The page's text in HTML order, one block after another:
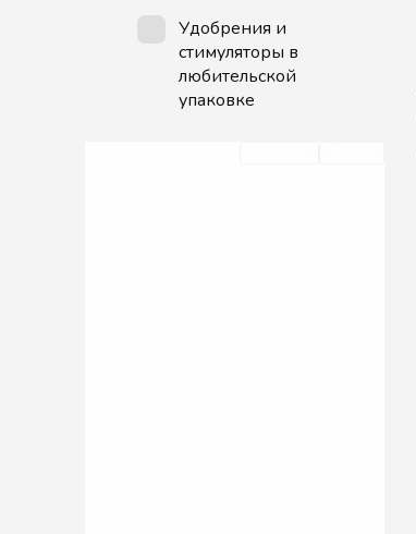
Удобрения и
стимуляторы в
любительской
упаковке